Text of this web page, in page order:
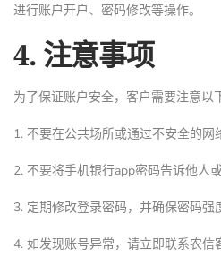
进行账户开户、密码修改等操作。
4. 注意事项
为了保证账户安全，客户需要注意以
1. 不要在公共场所或通过不安全的网
2. 不要将手机银行app密码告诉他人
3. 定期修改登录密码，并确保密码强
4. 如发现账号异常，请立即联系农信